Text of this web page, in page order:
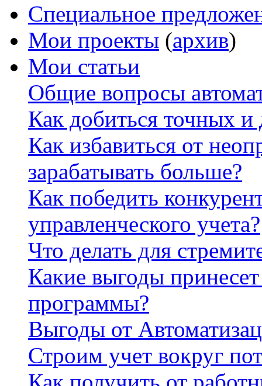
Специальное
Мои проекты (архив)
Мои статьи
Общие вопросы
Как добиться точных
Как избавиться от
зарабатывать больше?
Как победить
управленческого учета?
Что делать для
Какие выгоды
программы?
Выгоды от
Строим учет вокруг